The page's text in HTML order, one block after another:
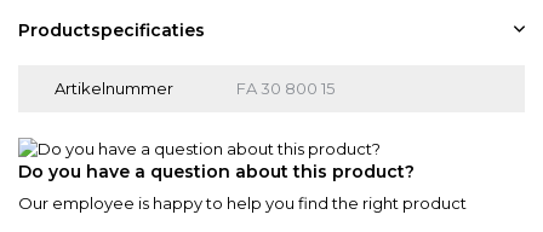
Productspecificaties
Artikelnummer FA 30 800 15
Do you have a question about this product?
Our employee is happy to help you find the right product